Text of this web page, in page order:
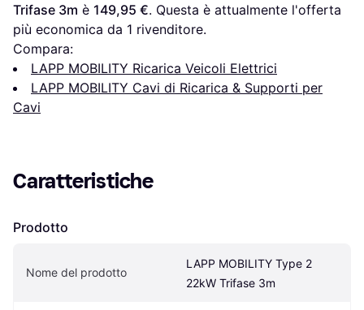
Trifase 3m è 149,95 €. Questa è attualmente l'offerta
più economica da 1 rivenditore.
Compara:
LAPP MOBILITY Ricarica Veicoli Elettrici
LAPP MOBILITY Cavi di Ricarica & Supporti per
Cavi
Caratteristiche
Prodotto
Nome del prodotto
LAPP MOBILITY Type 2
22kW Trifase 3m